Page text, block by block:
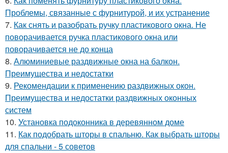
Проблемы, связанные с фурнитурой, и их устранение
7. Как снять и разобрать ручку пластикового окна. Не
поворачивается ручка пластикового окна или
поворачивается не до конца
8. Алюминиевые раздвижные окна на балкон.
Преимущества и недостатки
9. Рекомендации к применению раздвижных окон.
Преимущества и недостатки раздвижных оконных
систем
10. Установка подоконника в деревянном доме
11. Как подобрать шторы в спальню. Как выбрать шторы
для спальни - 5 советов